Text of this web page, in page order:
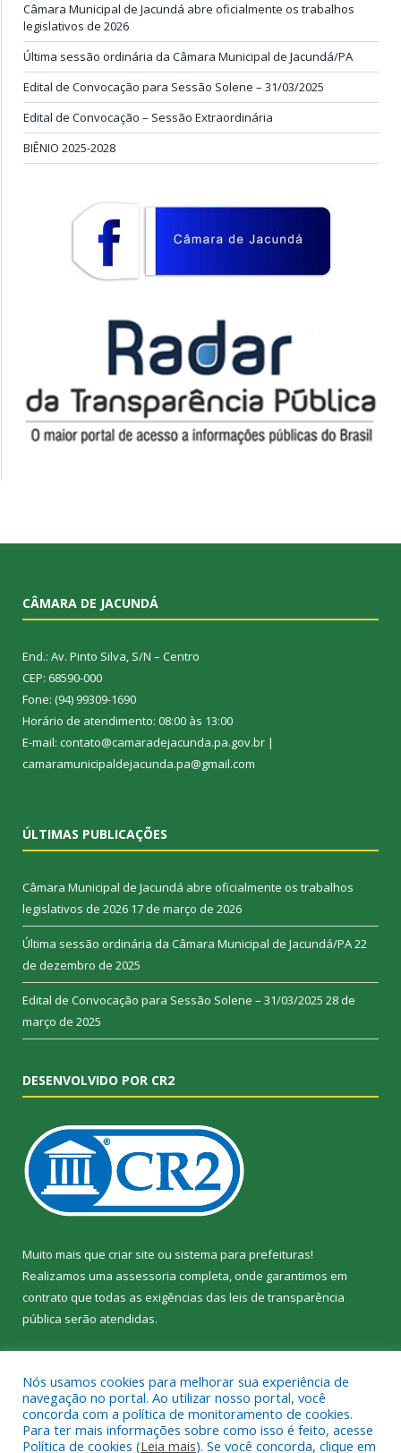
Câmara Municipal de Jacundá abre oficialmente os trabalhos
legislativos de 2026
Última sessão ordinária da Câmara Municipal de Jacundá/PA
Edital de Convocação para Sessão Solene – 31/03/2025
Edital de Convocação – Sessão Extraordinária
BIÊNIO 2025-2028
CÂMARA DE JACUNDÁ
End.: Av. Pinto Silva, S/N – Centro
CEP: 68590-000
Fone: (94) 99309-1690
Horário de atendimento: 08:00 às 13:00
E-mail: contato@camaradejacunda.pa.gov.br |
camaramunicipaldejacunda.pa@gmail.com
ÚLTIMAS PUBLICAÇÕES
Câmara Municipal de Jacundá abre oficialmente os trabalhos
legislativos de 2026 17 de março de 2026
Última sessão ordinária da Câmara Municipal de Jacundá/PA22
de dezembro de 2025
Edital de Convocação para Sessão Solene – 31/03/2025 28 de
março de 2025
DESENVOLVIDO POR CR2
Muito mais que criar site ou sistema para prefeituras!
Realizamos uma assessoria completa, onde garantimos em
contrato que todas as exigências das leis de transparência
pública serão atendidas.
Nós usamos cookies para melhorar sua experiência de
navegação no portal. Ao utilizar nosso portal, você
concorda com a política de monitoramento de cookies.
Para ter mais informações sobre como isso é feito, acesse
Política de cookies (Leia mais). Se você concorda, clique em